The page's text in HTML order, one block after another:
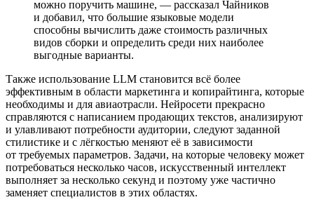
можно поручить машине, — рассказал Чайников
и добавил, что большие языковые модели
способны вычислить даже стоимость различных
видов сборки и определить среди них наиболее
выгодные варианты.
Также использование LLM становится всё более
эффективным в области маркетинга и копирайтинга, которые
необходимы и для авиаотрасли. Нейросети прекрасно
справляются с написанием продающих текстов, анализируют
и улавливают потребности аудитории, следуют заданной
стилистике и с лёгкостью меняют её в зависимости
от требуемых параметров. Задачи, на которые человеку может
потребоваться несколько часов, искусственный интеллект
выполняет за несколько секунд и поэтому уже частично
заменяет специалистов в этих областях.